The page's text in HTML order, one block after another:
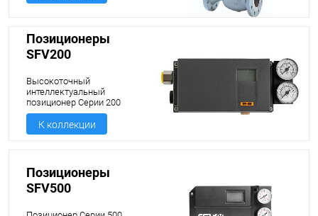
Позиционеры
SFV200
Высокоточный
интеллектуальный
позиционер Серии 200
К коллекции
Позиционеры
SFV500